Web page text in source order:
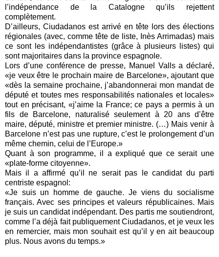
l’indépendance de la Catalogne qu’ils rejettent
complètement.
D’ailleurs, Ciudadanos est arrivé en tête lors des élections
régionales (avec, comme tête de liste, Inès Arrimadas) mais
ce sont les indépendantistes (grâce à plusieurs listes) qui
sont majoritaires dans la province espagnole.
Lors d’une conférence de presse, Manuel Valls a déclaré,
«je veux être le prochain maire de Barcelone», ajoutant que
«dès la semaine prochaine, j’abandonnerai mon mandat de
député et toutes mes responsabilités nationales et locales»
tout en précisant, «j’aime la France; ce pays a permis à un
fils de Barcelone, naturalisé seulement à 20 ans d’être
maire, député, ministre et premier ministre. (…) Mais venir à
Barcelone n’est pas une rupture, c’est le prolongement d’un
même chemin, celui de l’Europe.»
Quant à son programme, il a expliqué que ce serait une
«plate-forme citoyenne».
Mais il a affirmé qu’il ne serait pas le candidat du parti
centriste espagnol:
«Je suis un homme de gauche. Je viens du socialisme
français. Avec ses principes et valeurs républicaines. Mais
je suis un candidat indépendant. Des partis me soutiendront,
comme l’a déjà fait publiquement Ciudadanos, et je veux les
en remercier, mais mon souhait est qu’il y en ait beaucoup
plus. Nous avons du temps.»